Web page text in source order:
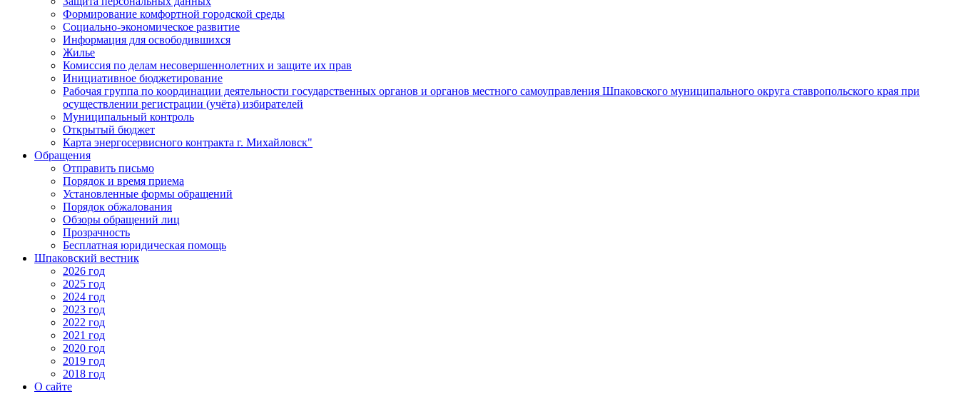
Формирование комфортной городской среды
Социально-экономическое развитие
Информация для освободившихся
Жилье
Комиссия по делам несовершеннолетних и защите их прав
Инициативное бюджетирование
Рабочая группа по координации деятельности государственных органов и органов местного самоуправления Шпаковского муниципального округа ставропольского края при
осуществлении регистрации (учёта) избирателей
Муниципальный контроль
Открытый бюджет
Карта энергосервисного контракта г. Михайловск"
Обращения
Отправить письмо
Порядок и время приема
Установленные формы обращений
Порядок обжалования
Обзоры обращений лиц
Прозрачность
Бесплатная юридическая помощь
Шпаковский вестник
2026 год
2025 год
2024 год
2023 год
2022 год
2021 год
2020 год
2019 год
2018 год
О сайте